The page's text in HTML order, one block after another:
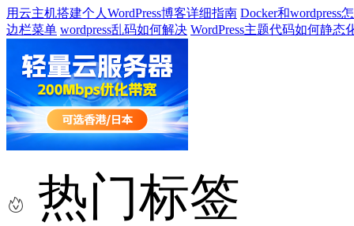
用云主机搭建个人WordPress博客详细指南 Docker和wordpress
边栏菜单 wordpress乱码如何解决 WordPress主题代码如何静态
热门标签